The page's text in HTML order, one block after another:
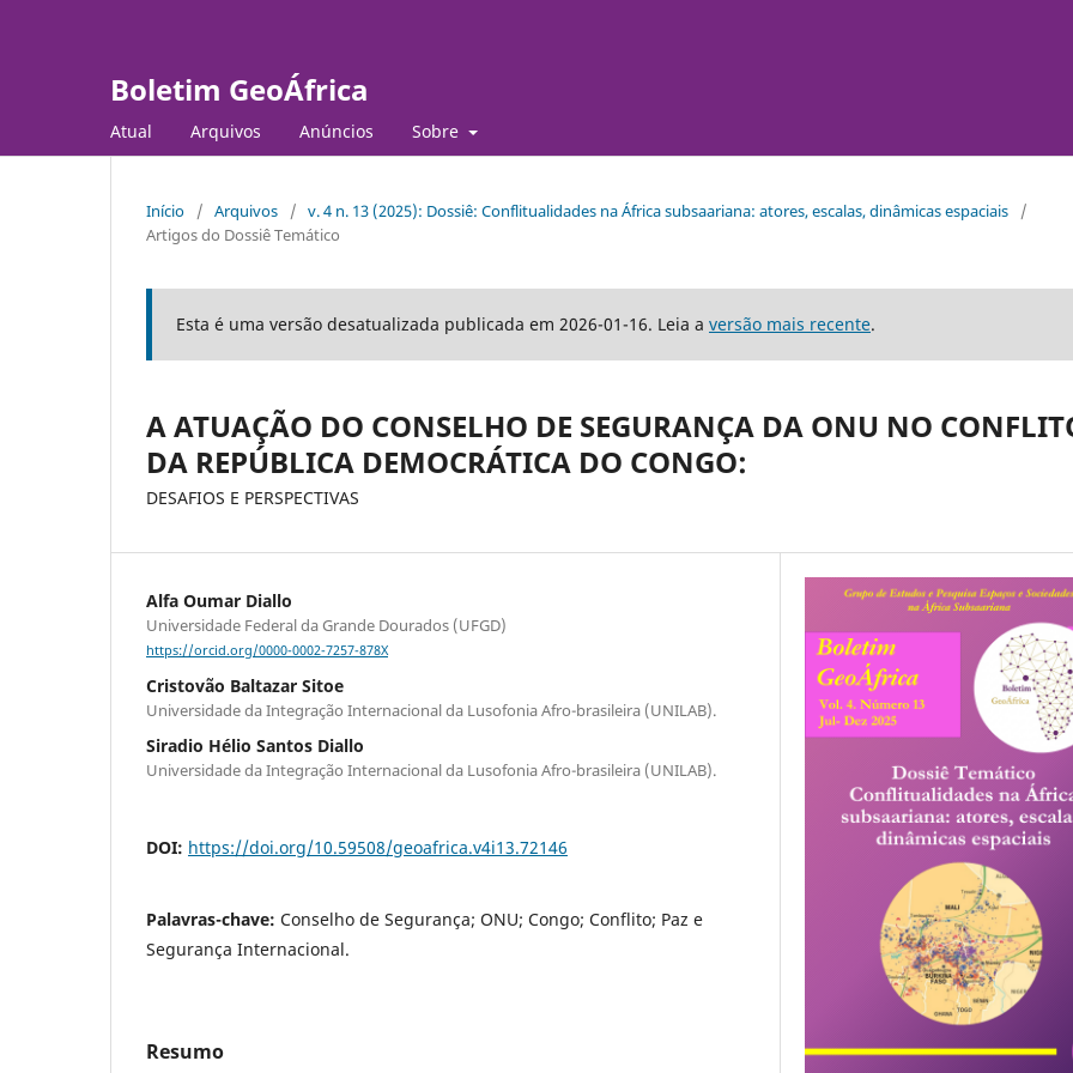
Boletim GeoÁfrica
Atual Arquivos Anúncios Sobre
Início / Arquivos / v. 4 n. 13 (2025): Dossiê: Conflitualidades na África subsaariana: atores, escalas, dinâmicas espaciais
/
Artigos do Dossiê Temático
Esta é uma versão desatualizada publicada em 2026-01-16. Leia a versão mais recente.
A ATUAÇÃO DO CONSELHO DE SEGURANÇA DA ONU NO
DA REPÚBLICA DEMOCRÁTICA DO CONGO:
DESAFIOS E PERSPECTIVAS
Alfa Oumar Diallo
Universidade Federal da Grande Dourados (UFGD)
https://orcid.org/0000-0002-7257-878X
Cristovão Baltazar Sitoe
Universidade da Integração Internacional da Lusofonia Afro-brasileira (UNILAB).
Siradio Hélio Santos Diallo
Universidade da Integração Internacional da Lusofonia Afro-brasileira (UNILAB).
DOI: https://doi.org/10.59508/geoafrica.v4i13.72146
Palavras-chave: Conselho de Segurança; ONU; Congo; Conflito; Paz e
Segurança Internacional.
Resumo